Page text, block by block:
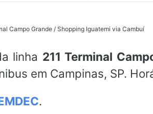
Campo Grande / Shopping Iguatemi via Cambuí
linha 211 Terminal
em Campinas, SP.
.